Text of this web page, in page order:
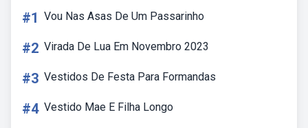
#1 Vou Nas Asas De Um Passarinho
#2 Virada De Lua Em Novembro 2023
#3 Vestidos De Festa Para Formandas
#4 Vestido Mae E Filha Longo